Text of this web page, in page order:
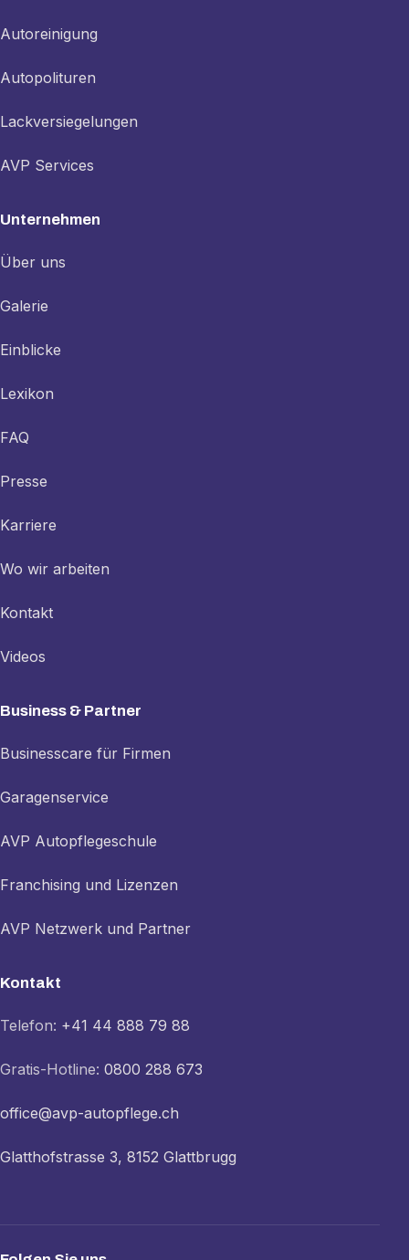
Autoreinigung
Autopolituren
Lackversiegelungen
AVP Services
Unternehmen
Über uns
Galerie
Einblicke
Lexikon
FAQ
Presse
Karriere
Wo wir arbeiten
Kontakt
Videos
Business & Partner
Businesscare für Firmen
Garagenservice
AVP Autopflegeschule
Franchising und Lizenzen
AVP Netzwerk und Partner
Kontakt
Telefon: +41 44 888 79 88
Gratis-Hotline: 0800 288 673
office@avp-autopflege.ch
Glatthofstrasse 3, 8152 Glattbrugg